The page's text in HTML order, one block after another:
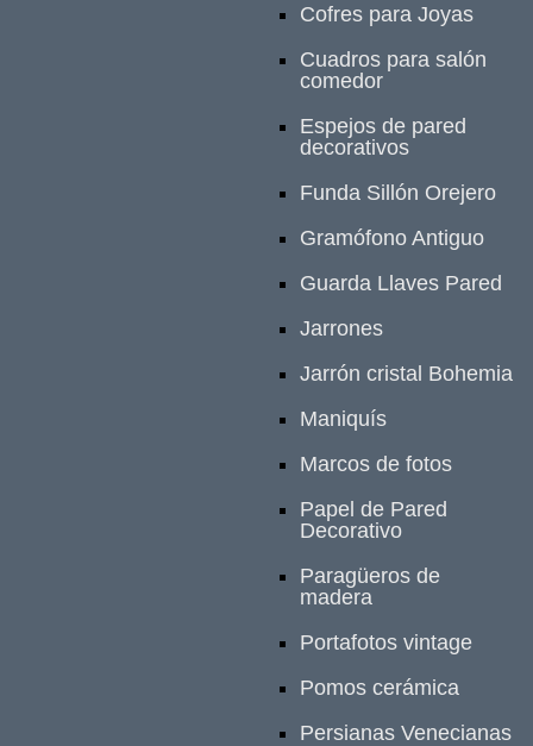
Cofres para Joyas
Cuadros para salón
comedor
Espejos de pared
decorativos
Funda Sillón Orejero
Gramófono Antiguo
Guarda Llaves Pared
Jarrones
Jarrón cristal Bohemia
Maniquís
Marcos de fotos
Papel de Pared
Decorativo
Paragüeros de
madera
Portafotos vintage
Pomos cerámica
Persianas Venecianas